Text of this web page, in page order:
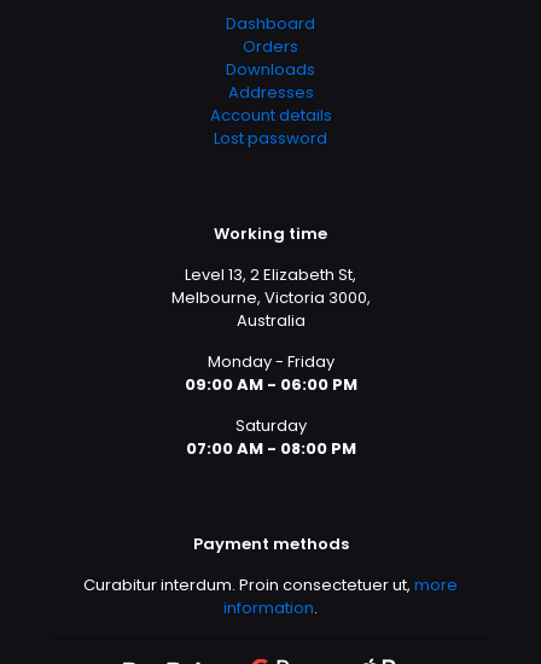
Dashboard
Orders
Downloads
Addresses
Account details
Lost password
Working time
Level 13, 2 Elizabeth St,
Melbourne, Victoria 3000,
Australia
Monday - Friday
09:00 AM - 06:00 PM
Saturday
07:00 AM - 08:00 PM
Payment methods
Curabitur interdum. Proin consectetuer ut, more
information.